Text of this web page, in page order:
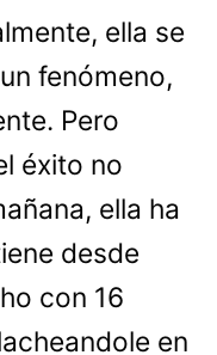
ella se
fenómeno,
Pero
éxito no
ella ha
desde
con 16
en